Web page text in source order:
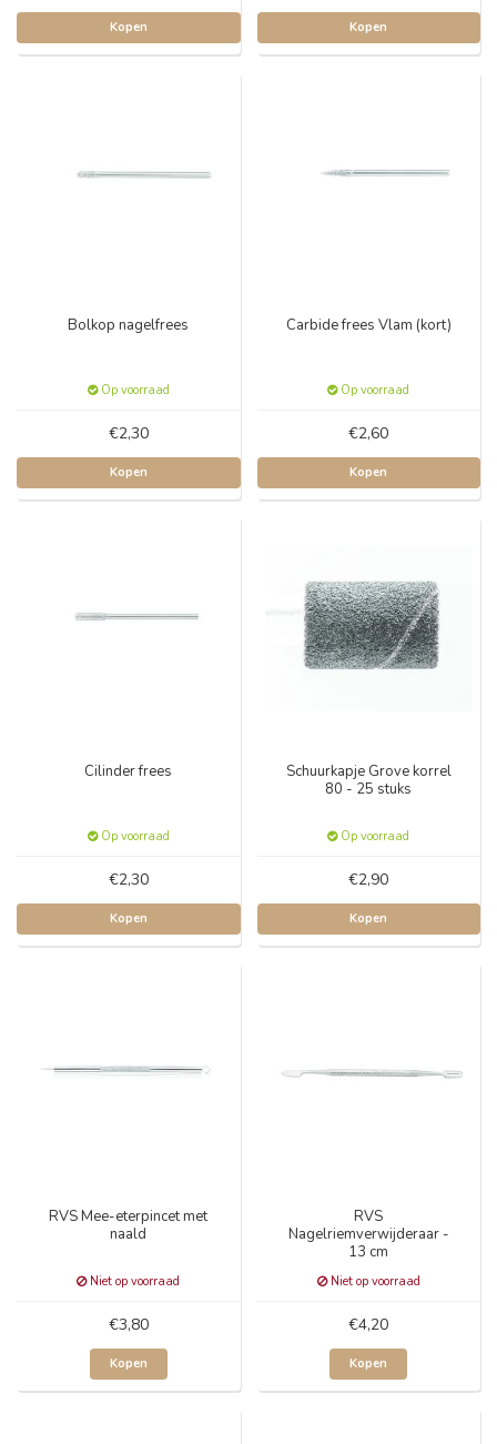
Kopen Kopen
Bolkop nagelfrees
Op voorraad
€2,30
Kopen
Carbide frees Vlam (kort)
Op voorraad
€2,60
Kopen
Cilinder frees
Op voorraad
€2,30
Kopen
Schuurkapje Grove korrel
80 - 25 stuks
Op voorraad
€2,90
Kopen
RVS Mee-eterpincet met
naald
Niet op voorraad
€3,80
Kopen
RVS
Nagelriemverwijderaar -
13 cm
Niet op voorraad
€4,20
Kopen